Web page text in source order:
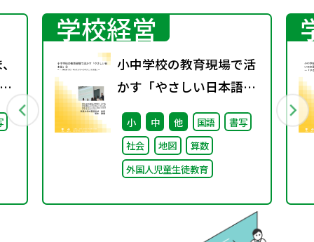
学校経営
小中学校の教育現場で活
かす「やさしい日本語」
② ～「（学校内での）子
どもたちへのやさしい日
本語」～
小 中 他 国語
書写
社会
地図
算数
外国人児童生徒教育